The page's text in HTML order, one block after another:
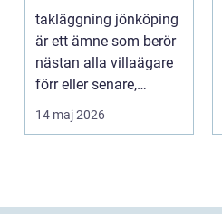
och klimat
takläggning jönköping
är ett ämne som berör
nästan alla villaägare
förr eller senare,
eftersom taket...
14 maj 2026